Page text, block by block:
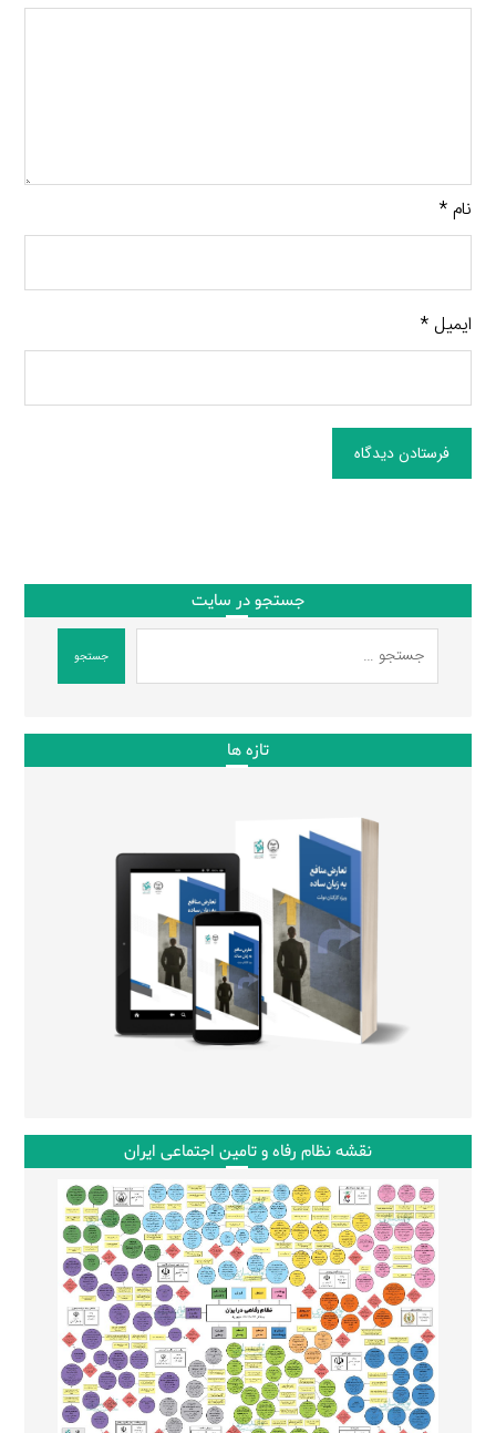
نام*
ایمیل*
فرستادن دیدگاه
جستجو در سایت
جستجو
تازه ها
نقشه نظام رفاه و تامین اجتماعی ایران